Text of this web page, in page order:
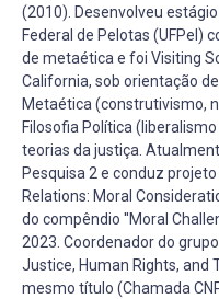
(2010). Desenvolveu
Federal de Pelotas (UFPel)
de metaética e foi Visiting
California, sob orientação
Metaética (construtivismo,
Filosofia Política
teorias da justiça.
Pesquisa 2 e conduz
Relations: Moral
do compêndio ''Moral
2023. Coordenador do
Justice, Human Rights, and
mesmo título (Chamada